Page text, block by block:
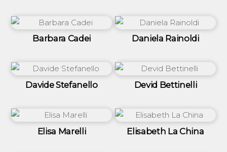
Barbara Cadei Daniela Rainoldi
Davide Stefanello Devid Bettinelli
Elisa Marelli Elisabeth La China